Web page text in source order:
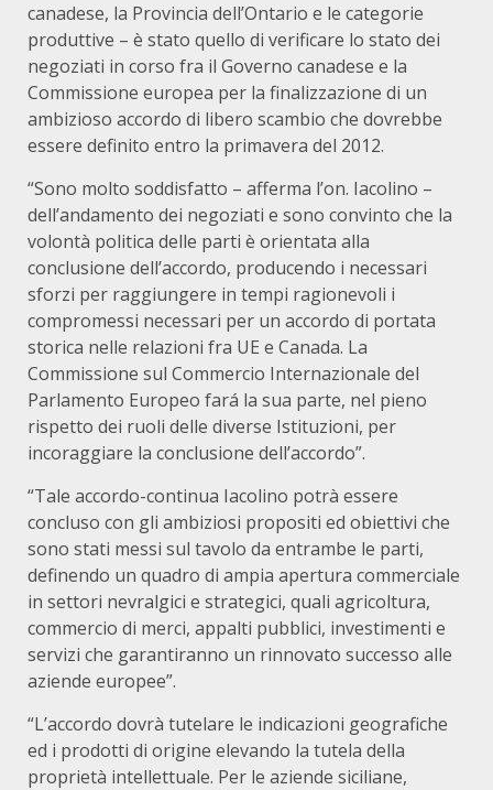
canadese, la Provincia dell’Ontario e le categorie
produttive – è stato quello di verificare lo stato dei
negoziati in corso fra il Governo canadese e la
Commissione europea per la finalizzazione di un
ambizioso accordo di libero scambio che dovrebbe
essere definito entro la primavera del 2012.
“Sono molto soddisfatto – afferma l’on. Iacolino –
dell’andamento dei negoziati e sono convinto che la
volontà politica delle parti è orientata alla
conclusione dell’accordo, producendo i necessari
sforzi per raggiungere in tempi ragionevoli i
compromessi necessari per un accordo di portata
storica nelle relazioni fra UE e Canada. La
Commissione sul Commercio Internazionale del
Parlamento Europeo fará la sua parte, nel pieno
rispetto dei ruoli delle diverse Istituzioni, per
incoraggiare la conclusione dell’accordo”.
“Tale accordo-continua Iacolino potrà essere
concluso con gli ambiziosi propositi ed obiettivi che
sono stati messi sul tavolo da entrambe le parti,
definendo un quadro di ampia apertura commerciale
in settori nevralgici e strategici, quali agricoltura,
commercio di merci, appalti pubblici, investimenti e
servizi che garantiranno un rinnovato successo alle
aziende europee”.
“L’accordo dovrà tutelare le indicazioni geografiche
ed i prodotti di origine elevando la tutela della
proprietà intellettuale. Per le aziende siciliane,